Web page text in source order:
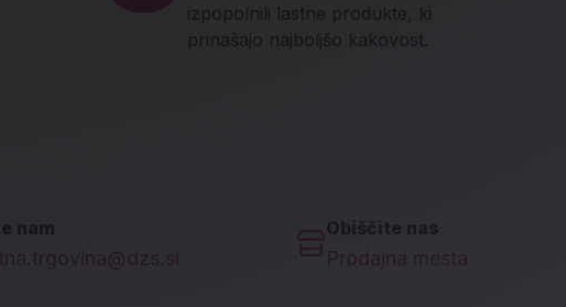
izpopolnili lastne produkte, ki
prinašajo najboljšo kakovost.
nam Obiščite nas
Prodajna mesta